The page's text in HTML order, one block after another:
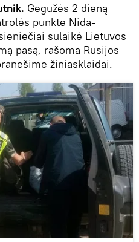
Gegužės 2 dieną
punkte Nida-
sulaikė Lietuvos
pasą, rašoma Rusijos
žiniasklaidai.